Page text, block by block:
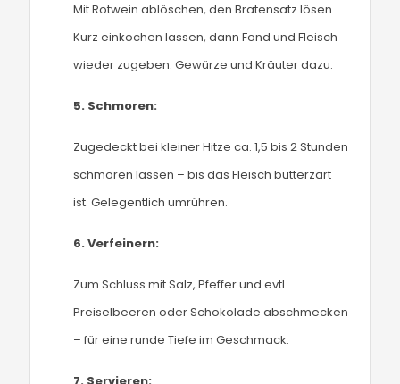
Mit Rotwein ablöschen, den Bratensatz lösen.
Kurz einkochen lassen, dann Fond und Fleisch
wieder zugeben. Gewürze und Kräuter dazu.
5. Schmoren:
Zugedeckt bei kleiner Hitze ca. 1,5 bis 2 Stunden
schmoren lassen – bis das Fleisch butterzart
ist. Gelegentlich umrühren.
6.Verfeinern:
Zum Schluss mit Salz, Pfeffer und evtl.
Preiselbeeren oder Schokolade abschmecken
– für eine runde Tiefe im Geschmack.